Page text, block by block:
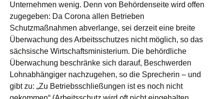
Unternehmen wenig. Denn von Behördenseite wird offen
zugegeben: Da Corona allen Betrieben
Schutzmaßnahmen abverlange, sei derzeit eine breite
Überwachung des Arbeitsschutzes nicht möglich, so das
sächsische Wirtschaftsministerium. Die behördliche
Überwachung beschränke sich darauf, Beschwerden
Lohnabhängiger nachzugehen, so die Sprecherin – und
gibt zu: „Zu Betriebsschließungen ist es noch nicht